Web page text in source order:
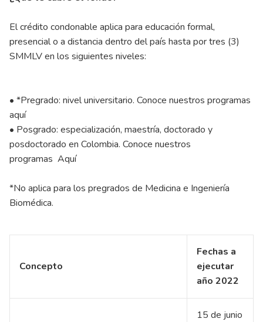
El crédito condonable aplica para educación formal,
presencial o a distancia dentro del país hasta por tres (3)
SMMLV en los siguientes niveles:
• *Pregrado: nivel universitario. Conoce nuestros programas
aquí
• Posgrado: especialización, maestría, doctorado y
posdoctorado en Colombia. Conoce nuestros
programas Aquí
*No aplica para los pregrados de Medicina e Ingeniería
Biomédica.
Concepto
Fechas a
ejecutar
año 2022
15 de junio